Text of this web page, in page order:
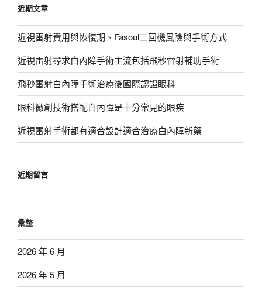
字:
近期文章
近視雷射費用與恢復期、Fasoul二回機風險與手術方式
近視雷射尋求白內障手術主流包括飛秒雷射輔助手術
飛秒雷射白內障手術治療後國際認證眼科
眼科微創技術搭配白內障是十分常見的眼疾
近視雷射手術都有適合設計適合治療白內障新藥
近期留言
彙整
2026 年 6 月
2026 年 5 月